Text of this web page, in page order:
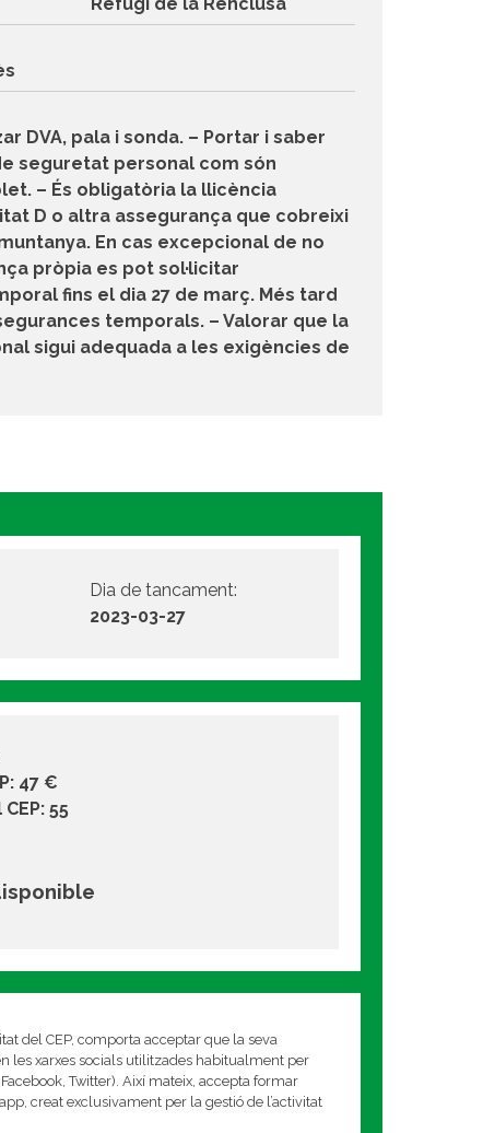
Refugi de la Renclusa
DVA, pala i sonda. – Portar i saber
seguretat personal com són
– És obligatòria la llicència
D o altra assegurança que cobreixi
En cas excepcional de no
pròpia es pot sol·licitar
fins el dia 27 de març. Més tard
temporals. – Valorar que la
sigui adequada a les exigències de
Dia de tancament:
2023-03-27
47 €
55
del CEP, comporta acceptar que la seva
les xarxes socials utilitzades habitualment per
Twitter). Així mateix, accepta formar
creat exclusivament per la gestió de l’activitat